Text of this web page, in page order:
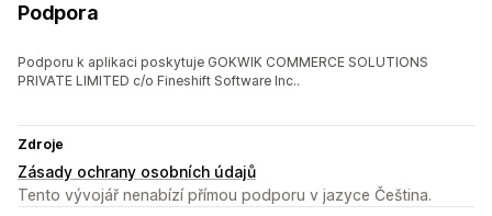
Podpora
Podporu k aplikaci poskytuje GOKWIK COMMERCE SOLUTIONS
PRIVATE LIMITED c/o Fineshift Software Inc..
Zdroje
Zásady ochrany osobních údajů
Tento vývojář nenabízí přímou podporu v jazyce Čeština.